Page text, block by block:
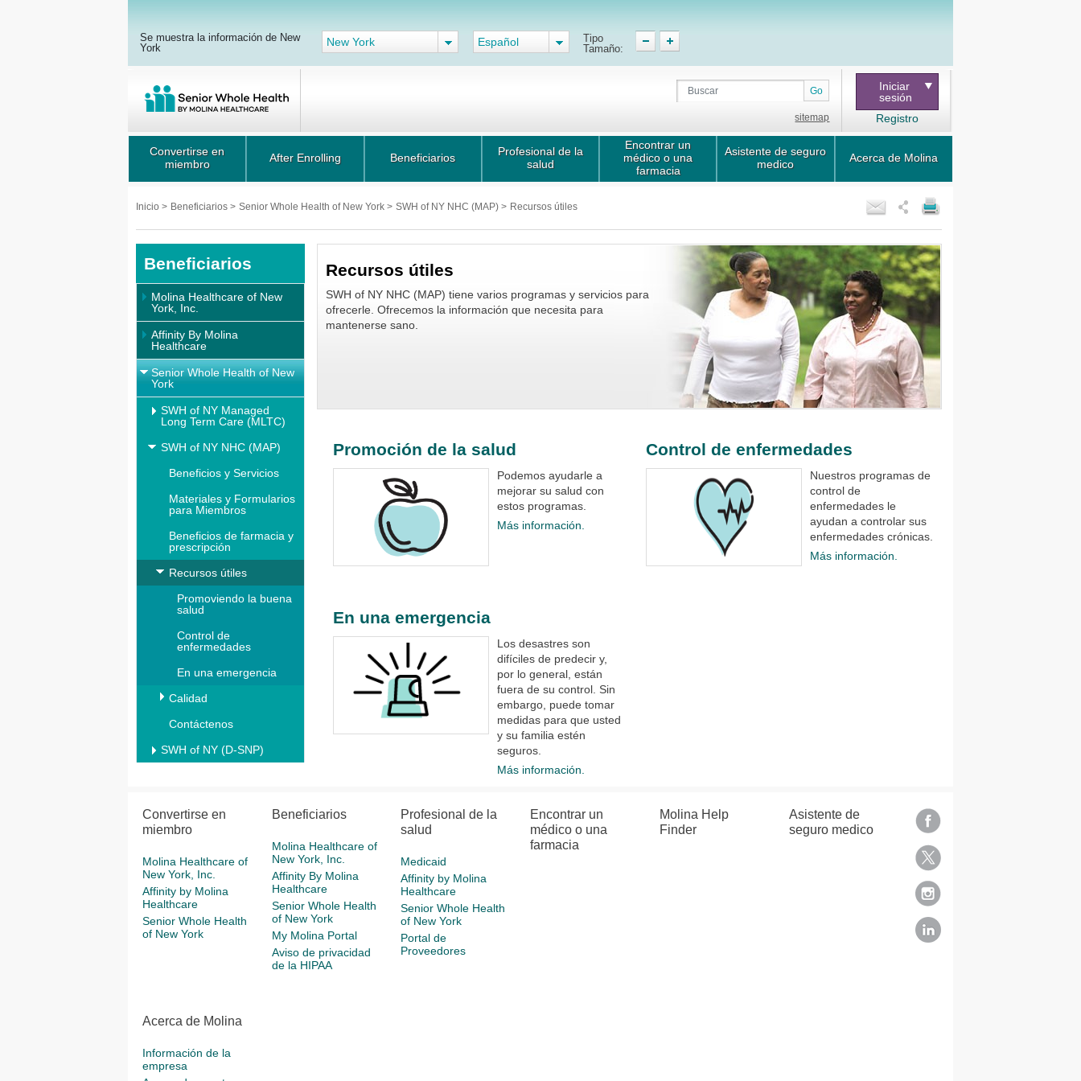
Se muestra la información de New
York
New York Español
Tipo
Tamaño:
Go
sitemap
Iniciar
sesión
Registro
Convertirse en
miembro
After Enrolling Beneficiarios
Profesional de la
salud
Encontrar un
médico o una
farmacia
Asistente de seguro
medico
Acerca de Molina
Inicio > Beneficiarios > Senior Whole Health of New York > SWH of NY NHC (MAP) > Recursos útiles
Beneficiarios
Molina Healthcare of New
York, Inc.
Affinity By Molina
Healthcare
Senior Whole Health of New
York
SWH of NY Managed
Long Term Care (MLTC)
SWH of NY NHC (MAP)
Beneficios y Servicios
Materiales y Formularios
para Miembros
Beneficios de farmacia y
prescripción
Recursos útiles
Promoviendo la buena
salud
Control de
enfermedades
En una emergencia
Calidad
Contáctenos
SWH of NY (D-SNP)
Recursos útiles
SWH of NY NHC (MAP) tiene varios programas y servicios para
ofrecerle. Ofrecemos la información que necesita para
mantenerse sano.
Promoción de la salud
Podemos ayudarle a
mejorar su salud con
estos programas.
Más información.
Control de enfermedades
Nuestros programas de
control de
enfermedades le
ayudan a controlar sus
enfermedades crónicas.
Más información.
En una emergencia
Los desastres son
difíciles de predecir y,
por lo general, están
fuera de su control. Sin
embargo, puede tomar
medidas para que usted
y su familia estén
seguros.
Más información.
Convertirse en
miembro
Molina Healthcare of
New York, Inc.
Affinity by Molina
Healthcare
Senior Whole Health
of New York
Beneficiarios
Molina Healthcare of
New York, Inc.
Affinity By Molina
Healthcare
Senior Whole Health
of New York
My Molina Portal
Aviso de privacidad
de la HIPAA
Profesional de la
salud
Medicaid
Affinity by Molina
Healthcare
Senior Whole Health
of New York
Portal de
Proveedores
Encontrar un
médico o una
farmacia
Molina Help
Finder
Asistente de
seguro medico
Acerca de Molina
Información de la
empresa